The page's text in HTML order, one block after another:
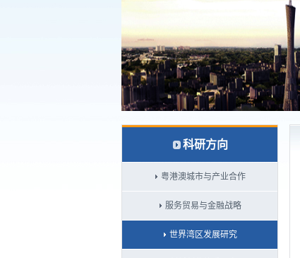
科研方向
粤港澳城市与产业合作
服务贸易与金融战略
世界湾区发展研究